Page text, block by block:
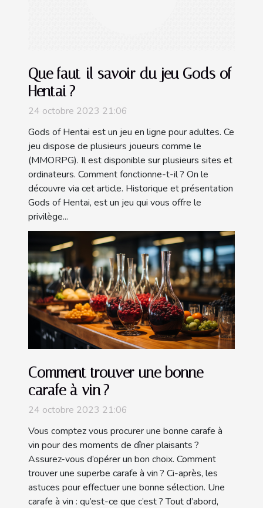
Que faut-il savoir du jeu Gods of
Hentai ?
24 octobre 2023 21:06
Gods of Hentai est un jeu en ligne pour adultes. Ce
jeu dispose de plusieurs joueurs comme le
(MMORPG). Il est disponible sur plusieurs sites et
ordinateurs. Comment fonctionne-t-il ? On le
découvre via cet article. Historique et présentation
Gods of Hentai, est un jeu qui vous offre le
privilège...
Comment trouver une bonne
carafe à vin ?
24 octobre 2023 21:06
Vous comptez vous procurer une bonne carafe à
vin pour des moments de dîner plaisants ?
Assurez-vous d’opérer un bon choix. Comment
trouver une superbe carafe à vin ? Ci-après, les
astuces pour effectuer une bonne sélection. Une
carafe à vin : qu’est-ce que c’est ? Tout d’abord,